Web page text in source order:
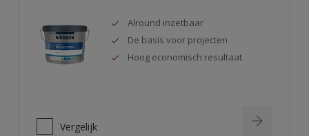
Alround inzetbaar
De basis voor projecten
Hoog economisch resultaat
Vergelijk